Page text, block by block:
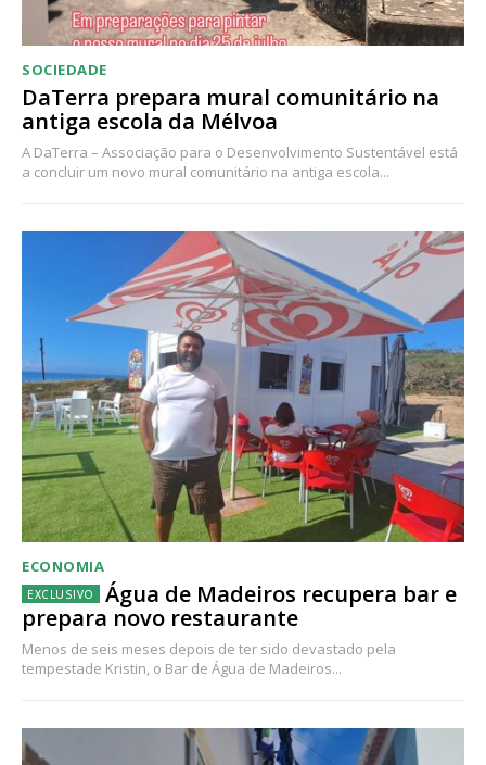
SOCIEDADE
DaTerra prepara mural comunitário na
antiga escola da Mélvoa
A DaTerra – Associação para o Desenvolvimento Sustentável está
a concluir um novo mural comunitário na antiga escola...
ECONOMIA
Água de Madeiros recupera bar e
prepara novo restaurante
Menos de seis meses depois de ter sido devastado pela
tempestade Kristin, o Bar de Água de Madeiros...